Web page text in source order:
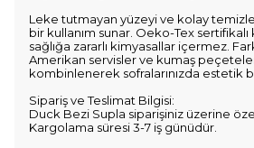
Leke tutmayan yüzeyi ve kolay
bir kullanım sunar. Oeko-Tex sertifikalı
sağlığa zararlı kimyasallar içermez.
Amerikan servisler ve kumaş
kombinlenerek sofralarınızda estetik
Sipariş ve Teslimat Bilgisi:
Duck Bezi Supla siparişiniz üzerine
Kargolama süresi 3-7 iş günüdür.